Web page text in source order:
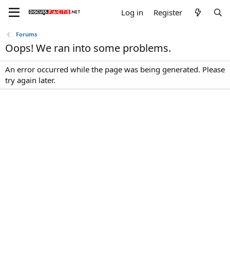
Log in Register
Forums
Oops! We ran into some problems.
An error occurred while the page was being generated. Please
try again later.